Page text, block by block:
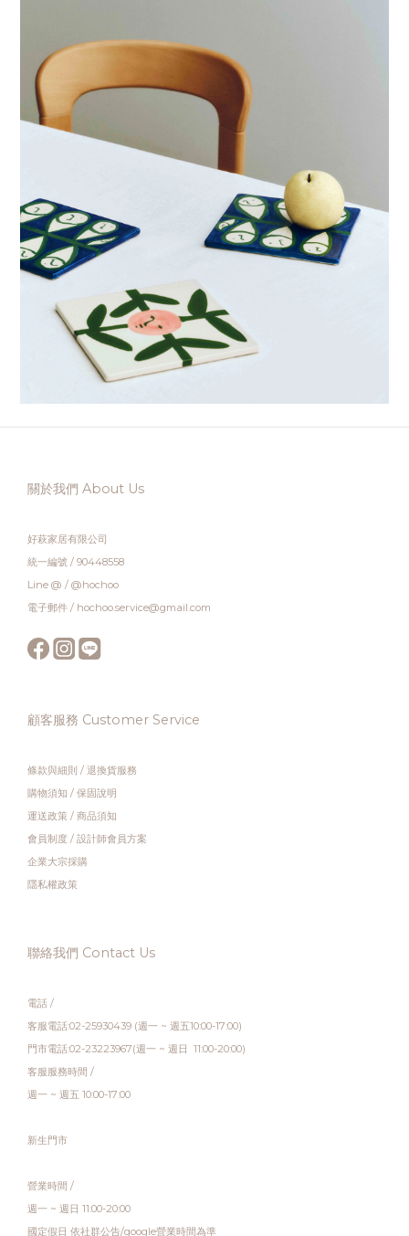
關於我們 About Us
好萩家居有限公司
統一編號 / 90448558
Line @ / @hochoo
電子郵件 / hochoo.service@gmail.com
顧客服務 Customer Service
條款與細則 / 退換貨服務
購物須知 / 保固說明
運送政策 / 商品須知
會員制度 / 設計師會員方案
企業大宗採購
隱私權政策
聯絡我們 Contact Us
電話 /
客服電話:02-25930439 (週一 ~ 週五10:00-17:00)
門市電話:02-23223967(週一 ~ 週日 11:00-20:00)
客服服務時間 /
週一 ~ 週五 10:00-17:00
新生門市
營業時間 /
週一 ~ 週日 11:00-20:00
國定假日 依社群公告/google營業時間為準